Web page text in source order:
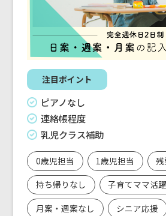
注目ポイント
ピアノなし
連絡帳程度
乳児クラス補助
0歳児担当 1歳児担当
持ち帰りなし
子育てママ活躍
月案・週案なし
シニア応援